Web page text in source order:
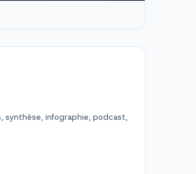
synthèse, infographie, podcast,